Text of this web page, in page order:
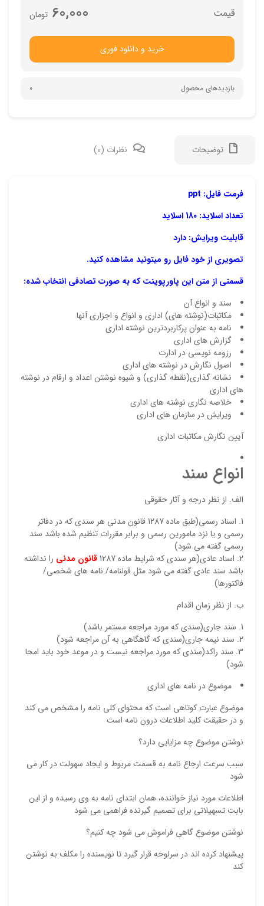
تومان 60,000
خرید و دانلود فوری
بازدیدهای محصول 0
توضیحات نظرات (0)
فرمت فایل: ppt
تعداد اسلاید: 180 اسلاید
قابلیت ویرایش: دارد
تصویری از خود فایل رو میتونید مشاهده کنید.
قسمتی از متن این پاورپوینت که به صورت تصادفی انتخاب شده:
سند و انواع آن
مکاتبات(نوشته های) اداری و انواع و اجزاری آنها
نامه به عنوان پرکاربردترین نوشته اداری
گزارش های اداری
رزومه نویسی در ادارت
اصول نگارش در نوشته های اداری
نشانه گذاری(نقطه گذاری) و شیوه نوشتن اعداد و ارقام در نوشته
های اداری
خلاصه نگاری نوشته های اداری
ویرایش در سازمان های اداری
آیین نگارش مکاتبات اداری
انواع سند
الف. از نظر درجه و آثار حقوقی
اسناد رسمی(طبق ماده 1287 قانون مدنی هر سندی که در دفاتر
رسمی و یا نزد مامورین رسمی و برابر مقررات تنظیم شده باشد سند
رسمی گفته می شود)
اسناد عادی(هر سندی که شرایط ماده 1287
قانون مدنی را نداشته
باشد سند عادی گفته می شود مثل قولنامه/ نامه های شخصی/
فاکتورها)
ب. از نظر زمان اقدام
سند جاری(سندی که مورد مراجعه مستمر باشد)
سند نیمه جاری(سندی که گاهگاهی به آن مراجعه شود)
سند راکد(سندی که مورد مراجعه نیست و در موعد خود باید امحا
شود)
موضوع در نامه های اداری
موضوع عبارت کوتاهی است که محتوای کلی نامه را مشخص می کند
و در حقیقت کلید اطلاعات درون نامه است
نوشتن موضوع چه مزایایی دارد؟
سبب سرعت ارجاع نامه به قسمت مربوط و ایجاد سهولت در کار می
شود
اطلاعات مورد نیاز خواننده، همان ابتدای نامه به وی رسیده و از این
بابت تسهیلاتی برای تصمیم گیرنده فراهمی می شود
نوشتن موضوع گاهي فراموش مي شود چه كنيم؟
پيشنهاد كرده اند در سرلوحه قرار گيرد تا نويسنده را مكلف به نوشتن
كند